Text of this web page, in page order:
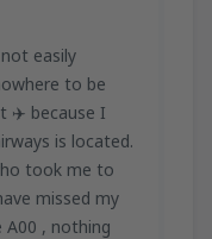
easily
to be
✈️ because I
is located.
took me to
missed my
, nothing